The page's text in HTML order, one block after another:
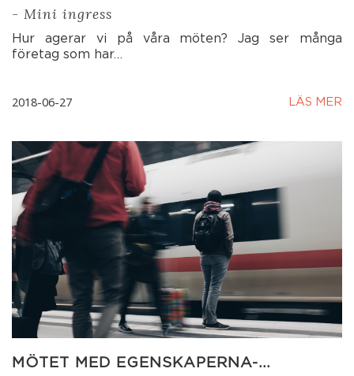
- Mini ingress
Hur agerar vi på våra möten? Jag ser många
företag som har…
2018-06-27 LÄS MER
MÖTET MED EGENSKAPERNA-…